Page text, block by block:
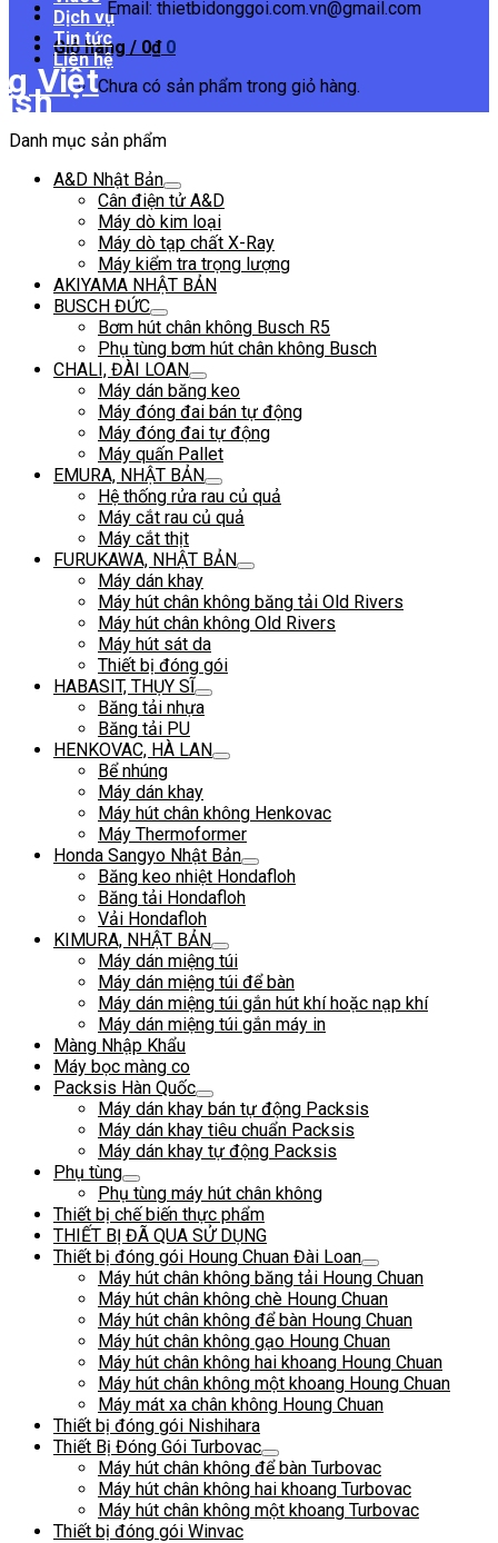
Email: thietbidonggoi.com.vn@gmail.com
Giỏ hàng / 0₫ 0
Chưa có sản phẩm trong giỏ hàng.
Dịch vụ
Tin tức
Liên hệ
Danh mục sản phẩm
A&D Nhật Bản
Cân điện tử A&D
Máy dò kim loại
Máy dò tạp chất X-Ray
Máy kiểm tra trọng lượng
AKIYAMA NHẬT BẢN
BUSCH ĐỨC
Bơm hút chân không Busch R5
Phụ tùng bơm hút chân không Busch
CHALI, ĐÀI LOAN
Máy dán băng keo
Máy đóng đai bán tự động
Máy đóng đai tự động
Máy quấn Pallet
EMURA, NHẬT BẢN
Hệ thống rửa rau củ quả
Máy cắt rau củ quả
Máy cắt thịt
FURUKAWA, NHẬT BẢN
Máy dán khay
Máy hút chân không băng tải Old Rivers
Máy hút chân không Old Rivers
Máy hút sát da
Thiết bị đóng gói
HABASIT, THỤY SĨ
Băng tải nhựa
Băng tải PU
HENKOVAC, HÀ LAN
Bể nhúng
Máy dán khay
Máy hút chân không Henkovac
Máy Thermoformer
Honda Sangyo Nhật Bản
Băng keo nhiệt Hondafloh
Băng tải Hondafloh
Vải Hondafloh
KIMURA, NHẬT BẢN
Máy dán miệng túi
Máy dán miệng túi để bàn
Máy dán miệng túi gắn hút khí hoặc nạp khí
Máy dán miệng túi gắn máy in
Màng Nhập Khẩu
Máy bọc màng co
Packsis Hàn Quốc
Máy dán khay bán tự động Packsis
Máy dán khay tiêu chuẩn Packsis
Máy dán khay tự động Packsis
Phụ tùng
Phụ tùng máy hút chân không
Thiết bị chế biến thực phẩm
THIẾT BỊ ĐÃ QUA SỬ DỤNG
Thiết bị đóng gói Houng Chuan Đài Loan
Máy hút chân không băng tải Houng Chuan
Máy hút chân không chè Houng Chuan
Máy hút chân không để bàn Houng Chuan
Máy hút chân không gạo Houng Chuan
Máy hút chân không hai khoang Houng Chuan
Máy hút chân không một khoang Houng Chuan
Máy mát xa chân không Houng Chuan
Thiết bị đóng gói Nishihara
Thiết Bị Đóng Gói Turbovac
Máy hút chân không để bàn Turbovac
Máy hút chân không hai khoang Turbovac
Máy hút chân không một khoang Turbovac
Thiết bị đóng gói Winvac